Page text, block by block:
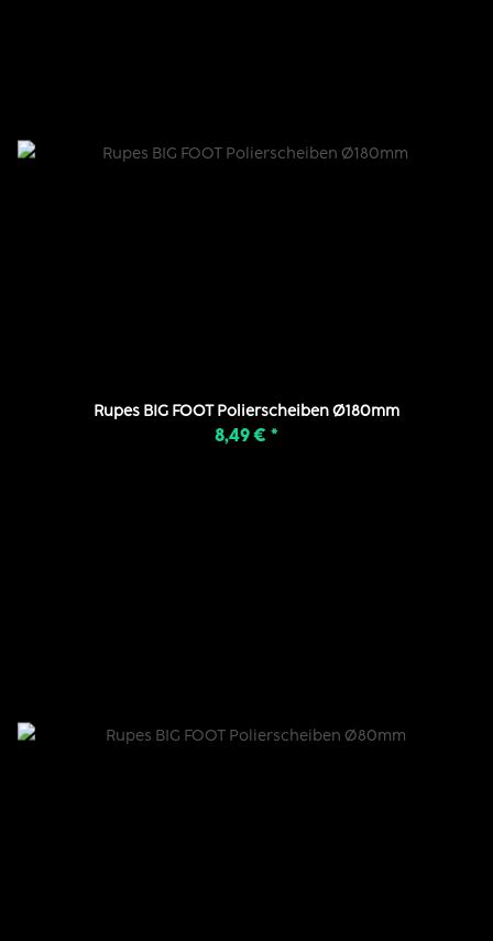
Rupes BIG FOOT Polierscheiben Ø180mm
8,49 € *